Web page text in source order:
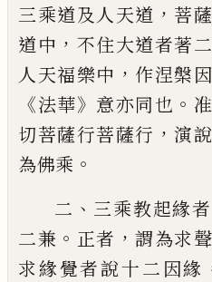
三乘道及人天道 ， 菩
道中 ， 不住大道者著
人天福樂中 ， 作涅槃因
《法華》 意亦同也 。
切菩薩行菩薩行 ，演說
為佛乘 。
二 、 三乘教起緣者
二兼 。 正者 ，謂為求
求緣覺者說十二因緣